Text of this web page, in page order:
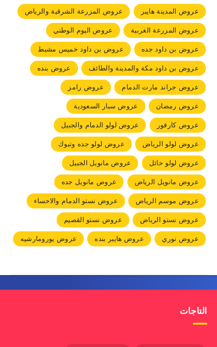
عروض المدينة هايبر
عروض المزرعة الشرقية والرياض
عروض المزرعة الغربية
عروض اليوم الوطني
عروض بن داود جده
عروض بن داود خميس مشيط
عروض بن داود مكة والمدينة والطائف
عروض بنده
عروض جراند مارت الدمام
عروض رامز
عروض رمضان
عروض سبار السعودية
عروض كارفور
عروض لولو الدمام والجبيل
عروض لولو الرياض
عروض لولو جده وتبوك
عروض لولو حائل
عروض مانويل الجبيل
عروض مانويل الرياض
عروض مانويل جده
عروض موسم الرياض
عروض نستو الدمام والاحساء
عروض نستو الرياض
عروض نستو القصيم
عروض نوري
عروض هايبر بنده عروض يورومارشيه
التاجات